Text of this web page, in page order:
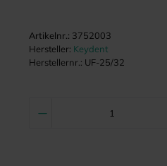
Artikelnr.: 3752003
Hersteller: Keydent
Herstellernr.: UF-25/32